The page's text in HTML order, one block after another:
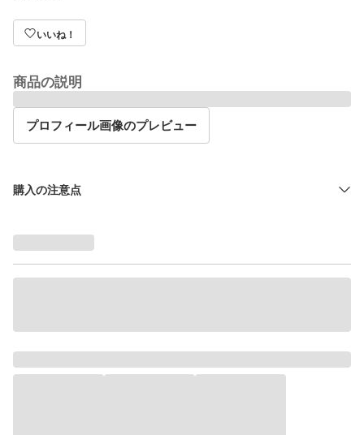
いいね！
商品の説明
プロフィール画像のプレビュー
購入の注意点